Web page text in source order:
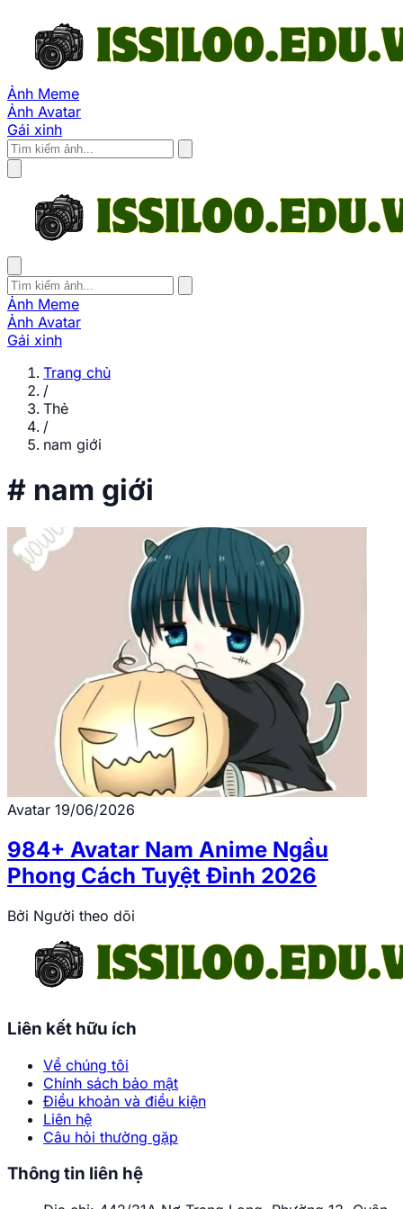
Ảnh Meme
Ảnh Avatar
Gái xinh
Ảnh Meme
Ảnh Avatar
Gái xinh
Trang chủ
/
Thẻ
/
nam giới
# nam giới
Avatar 19/06/2026
984+ Avatar Nam Anime Ngầu
Phong Cách Tuyệt Đỉnh 2026
Bởi Người theo dõi
Liên kết hữu ích
Về chúng tôi
Chính sách bảo mật
Điều khoản và điều kiện
Liên hệ
Câu hỏi thường gặp
Thông tin liên hệ